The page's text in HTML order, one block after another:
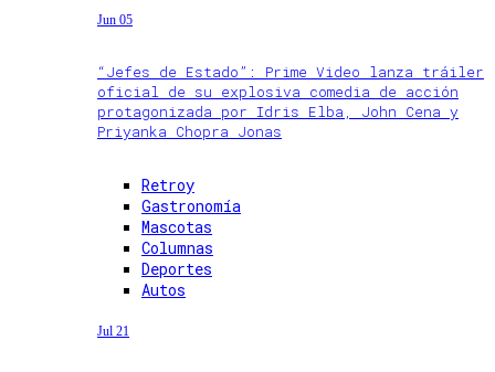
Jun 05
“Jefes de Estado”: Prime Video lanza tráiler
oficial de su explosiva comedia de acción
protagonizada por Idris Elba, John Cena y
Priyanka Chopra Jonas
Retroy
Gastronomía
Mascotas
Columnas
Deportes
Autos
Jul 21